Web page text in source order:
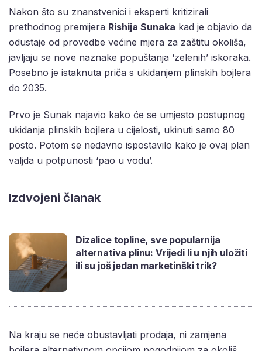
Nakon što su znanstvenici i eksperti kritizirali
prethodnog premijera Rishija Sunaka kad je objavio da
odustaje od provedbe većine mjera za zaštitu okoliša,
javljaju se nove naznake popuštanja ‘zelenih’ iskoraka.
Posebno je istaknuta priča s ukidanjem plinskih bojlera
do 2035.
Prvo je Sunak najavio kako će se umjesto postupnog
ukidanja plinskih bojlera u cijelosti, ukinuti samo 80
posto. Potom se nedavno ispostavilo kako je ovaj plan
valjda u potpunosti ‘pao u vodu’.
Izdvojeni članak
Dizalice topline, sve popularnija
alternativa plinu: Vrijedi li u njih uložiti
ili su još jedan marketinški trik?
Na kraju se neće obustavljati prodaja, ni zamjena